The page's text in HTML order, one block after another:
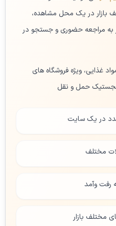
بازار در یک محل مشاهده،
به مراجعه حضوری و جستجو در
غذایی، ویژه فروشگاه های
لجستیک حمل و نقل
در یک سایت
مختلف
رفت وآمد
مختلف بازار